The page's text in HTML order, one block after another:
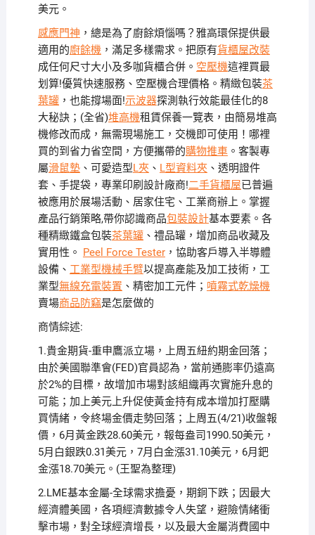
美元。
感應門神 ，總是為了廚餘煩惱嗎？雅高環保提供最
適用的廚餘機，滿足多樣需求。把原有貨櫃屋改裝
成任何尺寸大小及多咖貨櫃合併。 空壓機這裡買最
划算!優質快速服務、空壓機合理價格。精緻包裝茶
葉罐，也能撐場面!示波器探測執行效能最佳化的8
大秘訣；(全省)堆高機租賃保養一覽表，由簡易堆高
機修改而成，無需現場施工，交機即可使用！哪裡
買的到省力省空間，方便攜帶的購物推車。客製專
屬滑鼠墊、可愛造型L夾、 L型資料夾、透明證件
套、手提袋，專業印刷設計廠商!二手貨櫃屋已普遍
被應用於展場活動、居家住宅、工業商辦上。掌握
產品行銷策略,帶你認識商品包裝設計基本要素。各
種精緻鐵盒包裝茶葉罐、禮品罐，增加商品收藏及
實用性。 Peel Force Tester，協助客戶導入半導體
設備、 工業型機械手臂以提高產能及加工技術，工
業型無線充電裝置 、精密加工元件； 噴霧式乾燥機
賣場商品防竊是怎麼做的
商情綜述:
1.貴金期貨-重申鷹派立場，上周五紐約期金回落；
由於美國聯準會(FED)官員認為，當前通膨率仍遠高
於2%的目標，故增加市場對該組織再次實施升息的
可能；加上美元上升促使黃金持有成本增加打壓購
買情緒，令終場金價走勢回落；上周五(4/21)收盤報
價，6月黃金跌28.60美元，報每盎司1990.50美元，
5月白銀跌0.31美元，7月白金漲31.10美元，6月鈀
金漲18.70美元。(王聖為整理)
2.LME基本金屬-全球需求擔憂，期銅下跌；因最大
經濟體美國，各項經濟數據令人失望，避險情緒衝
擊市場，對全球經濟增長，以及最大金屬消費國中